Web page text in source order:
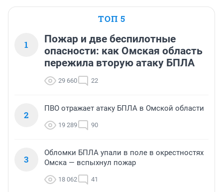
ТОП 5
1
Пожар и две беспилотные
опасности: как Омская область
пережила вторую атаку БПЛА
29 660 22
2
ПВО отражает атаку БПЛА в Омской области
19 289 90
3
Обломки БПЛА упали в поле в окрестностях
Омска — вспыхнул пожар
18 062 41